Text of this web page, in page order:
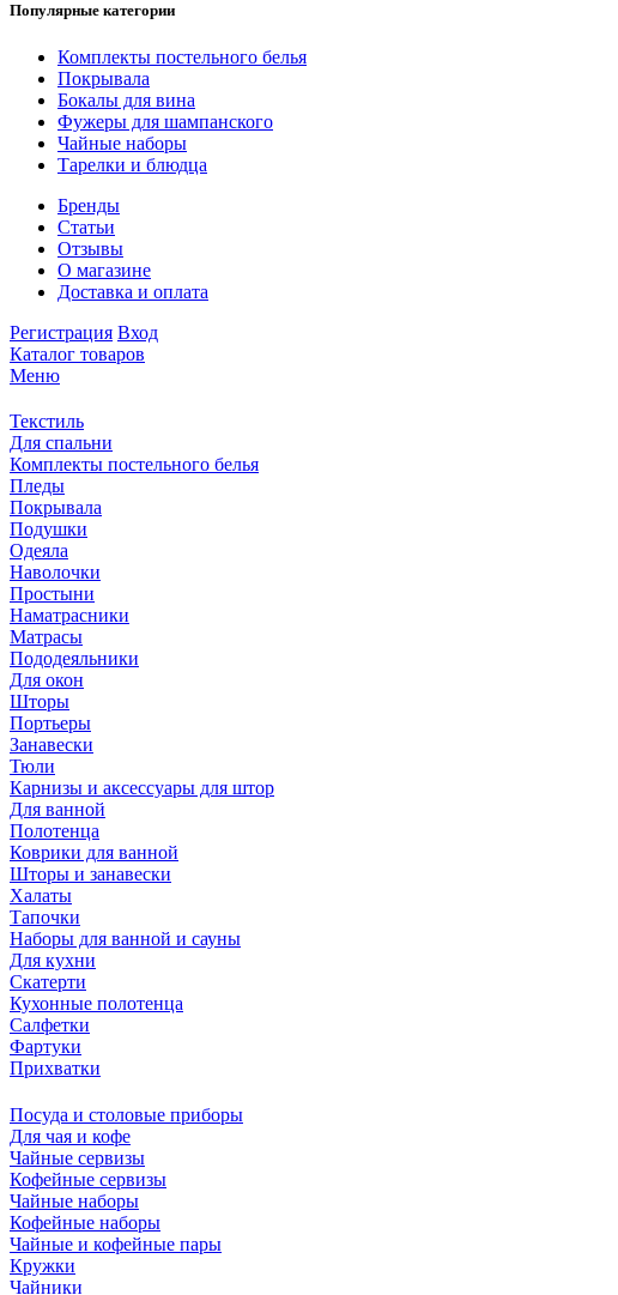
Популярные категории
Комплекты постельного белья
Покрывала
Бокалы для вина
Фужеры для шампанского
Чайные наборы
Тарелки и блюдца
Бренды
Статьи
Отзывы
О магазине
Доставка и оплата
Регистрация Вход
Каталог товаров
Меню
Текстиль
Для спальни
Комплекты постельного белья
Пледы
Покрывала
Подушки
Одеяла
Наволочки
Простыни
Наматрасники
Матрасы
Пододеяльники
Для окон
Шторы
Портьеры
Занавески
Тюли
Карнизы и аксессуары для штор
Для ванной
Полотенца
Коврики для ванной
Шторы и занавески
Халаты
Тапочки
Наборы для ванной и сауны
Для кухни
Скатерти
Кухонные полотенца
Салфетки
Фартуки
Прихватки
Посуда и столовые приборы
Для чая и кофе
Чайные сервизы
Кофейные сервизы
Чайные наборы
Кофейные наборы
Чайные и кофейные пары
Кружки
Чайники